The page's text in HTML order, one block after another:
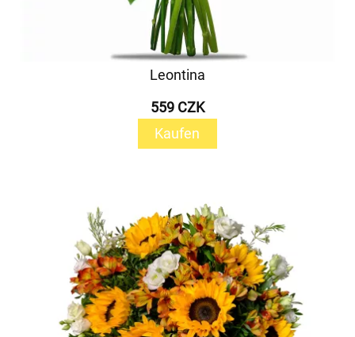
Leontina
559 CZK
Kaufen